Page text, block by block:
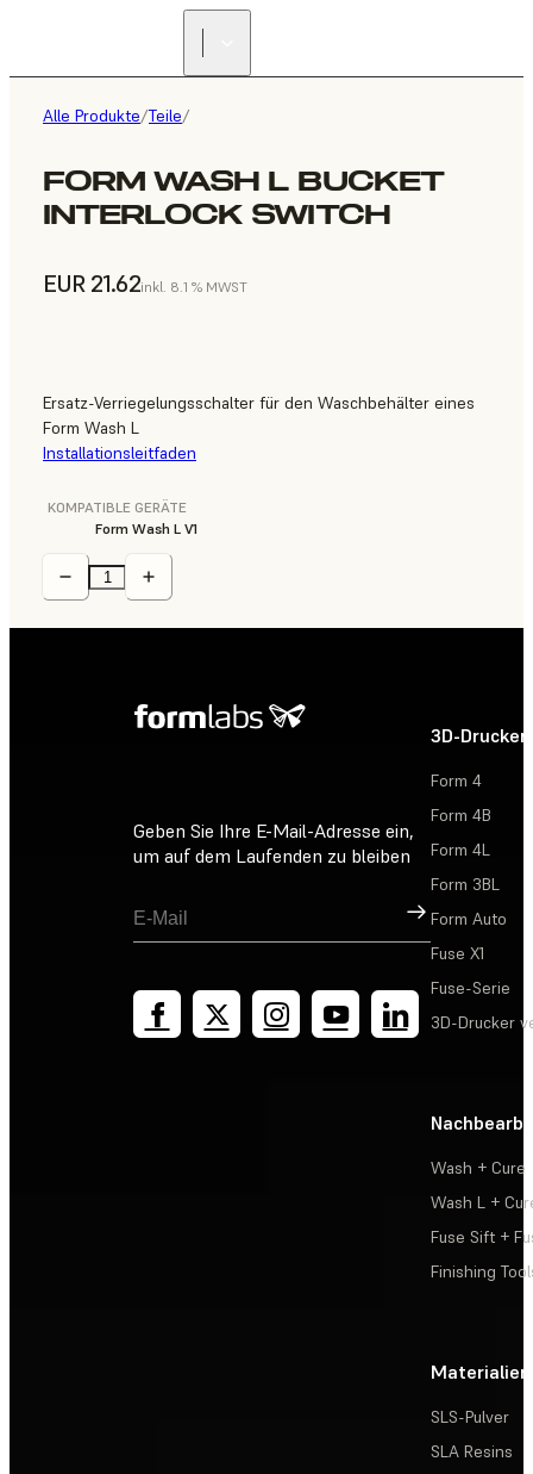
Alle Produkte/Teile/
FORM WASH L BUCKET
INTERLOCK SWITCH
EUR 21.62inkl. 8.1 % MWST
Ersatz-Verriegelungsschalter für den Waschbehälter eines
Form Wash L
Installationsleitfaden
KOMPATIBLE GERÄTE
Form Wash L V1
Geben Sie Ihre E-Mail-Adresse ein,
um auf dem Laufenden zu bleiben
Registrieren
3D-Drucker
Form 4
Form 4B
Form 4L
Form 3BL
Form Auto
Fuse X1
Fuse-Serie
3D-Drucker
Wash + Cure
Wash L +
Fuse Sift +
Finishing
Materialien
SLS-Pulver
SLA Resins